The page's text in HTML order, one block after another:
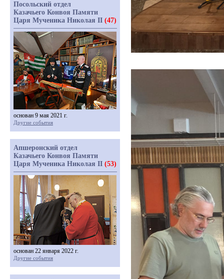
Посольский отдел
Казачьего Конвоя Памяти
Царя Мученика Николая II (47)
основан 9 мая 2021 г.
Другие события
Апшеронский отдел
Казачьего Конвоя Памяти
Царя Мученика Николая II (53)
основан 22 января 2022 г.
Другие события